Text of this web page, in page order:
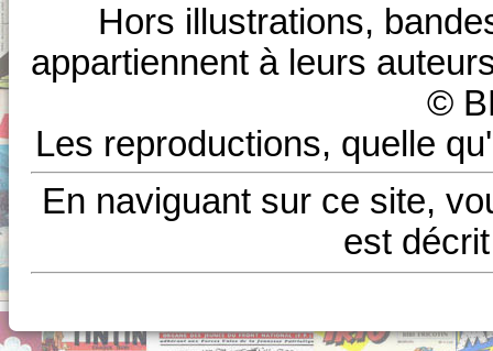
Hors illustrations,
appartiennent à leurs
©
Les reproductions, quelle
En naviguant sur ce site,
est